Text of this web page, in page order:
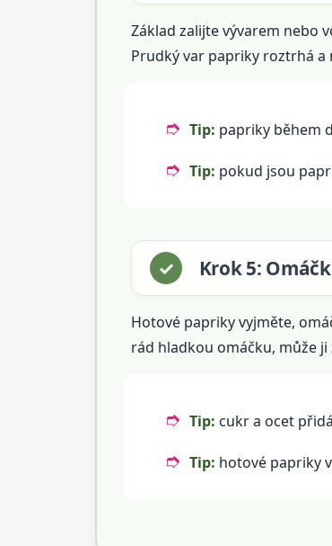
Základ zalijte vývarem nebo
Prudký var papriky roztrhá a
Tip: papriky během
Tip: pokud jsou
Krok 5:
Hotové papriky vyjměte,
rád hladkou omáčku, může
Tip: cukr a ocet
Tip: hotové papriky